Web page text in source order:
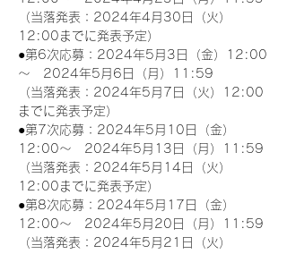
（当落発表：2024年4月30日（火）
12:00までに発表予定）
●第6次応募：2024年5月3日（金）12:00
～　2024年5月6日（月）11:59
（当落発表：2024年5月7日（火）12:00
までに発表予定）
●第7次応募：2024年5月10日（金）
12:00～　2024年5月13日（月）11:59
（当落発表：2024年5月14日（火）
12:00までに発表予定）
●第8次応募：2024年5月17日（金）
12:00～　2024年5月20日（月）11:59
（当落発表：2024年5月21日（火）